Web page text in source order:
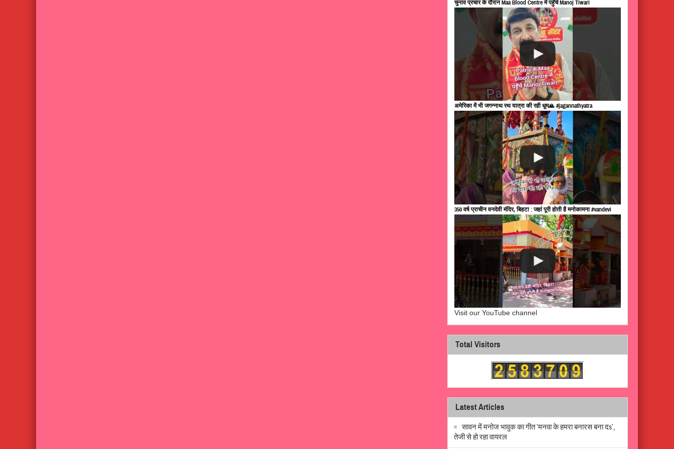
चुनाव प्रचार के दौरान Maa Blood Centre में पहुँचे Manoj Tiwari
अमेरिका में भी जगन्नाथ रथ यात्रा की रही धूम🙏 #jagannathyatra
350 वर्ष प्राचीन वनदेवी मंदिर, बिहटा : जहां पूरी होती है मनोकामना #vandevi
Visit our YouTube channel
Total Visitors
Latest Articles
सावन में मनोज भावुक का गीत ‘मनवा के हमरा बनारस बना दs’,
तेजी से हो रहा वायरल